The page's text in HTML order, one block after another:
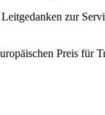
zur
Preis für